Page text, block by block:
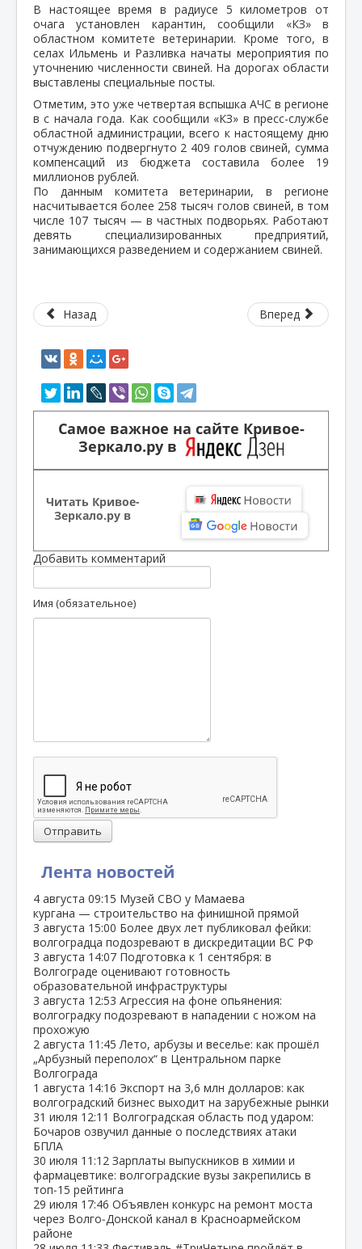
Лента новостей
4 августа 09:15 Музей СВО у Мамаева
кургана — строительство на финишной прямой
3 августа 15:00 Более двух лет публиковал фейки:
волгоградца подозревают в дискредитации ВС РФ
3 августа 14:07 Подготовка к 1 сентября: в
Волгограде оценивают готовность
образовательной инфраструктуры
3 августа 12:53 Агрессия на фоне опьянения:
волгоградку подозревают в нападении с ножом на
прохожую
2 августа 11:45 Лето, арбузы и веселье: как прошёл
„Арбузный переполох“ в Центральном парке
Волгограда
1 августа 14:16 Экспорт на 3,6 млн долларов: как
волгоградский бизнес выходит на зарубежные рынки
31 июля 12:11 Волгоградская область под ударом:
Бочаров озвучил данные о последствиях атаки
БПЛА
30 июля 11:12 Зарплаты выпускников в химии и
фармацевтике: волгоградские вузы закрепились в
топ‑15 рейтинга
29 июля 17:46 Объявлен конкурс на ремонт моста
через Волго‑Донской канал в Красноармейском
районе
В настоящее время в радиусе 5 километров от
очага установлен карантин, сообщили «КЗ» в
областном комитете ветеринарии. Кроме того, в
селах Ильмень и Разливка начаты мероприятия по
уточнению численности свиней. На дорогах области
выставлены специальные посты.
Отметим, это уже четвертая вспышка АЧС в регионе
в с начала года. Как сообщили «КЗ» в пресс-службе
областной администрации, всего к настоящему дню
отчуждению подвергнуто 2 409 голов свиней, сумма
компенсаций из бюджета составила более 19
миллионов рублей.
По данным комитета ветеринарии, в регионе
насчитывается более 258 тысяч голов свиней, в том
числе 107 тысяч — в частных подворьях. Работают
девять специализированных предприятий,
занимающихся разведением и содержанием свиней.
Назад Вперед
Самое важное на сайте Кривое-
Зеркало.ру в
Читать Кривое-
Зеркало.ру в
Добавить комментарий
Имя (обязательное)
Отправить